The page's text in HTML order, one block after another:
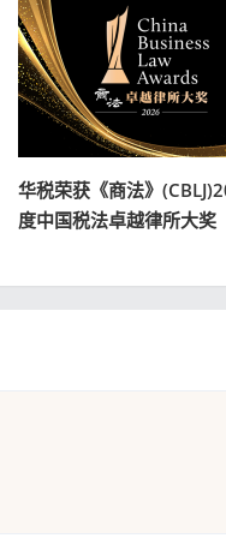
华税荣获《商法》
度中国税法卓越律所大奖